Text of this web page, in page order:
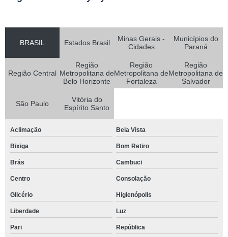
BRASIL Estados Brasil
Minas Gerais -
Cidades
Municípios do
Paraná
Região Central
Região
Metropolitana de
Belo Horizonte
Região
Metropolitana de
Fortaleza
Região
Metropolitana de
Salvador
São Paulo
Vitória do
Espírito Santo
Aclimação Bela Vista
Bixiga Bom Retiro
Brás Cambuci
Centro Consolação
Glicério Higienópolis
Liberdade Luz
Pari República